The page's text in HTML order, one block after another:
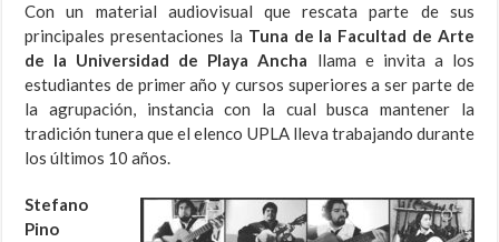
Con un material audiovisual que rescata parte de sus
principales presentaciones la Tuna de la Facultad de Arte
de la Universidad de Playa Ancha llama e invita a los
estudiantes de primer año y cursos superiores a ser parte de
la agrupación, instancia con la cual busca mantener la
tradición tunera que el elenco UPLA lleva trabajando durante
los últimos 10 años.
Stefano
Pino